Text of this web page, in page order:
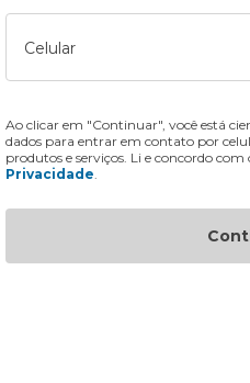
Celular
Ao clicar em "Continuar", você está
dados para entrar em contato por
produtos e serviços. Li e concordo com
Privacidade